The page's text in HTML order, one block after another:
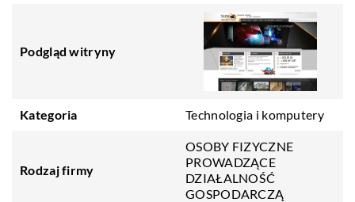
Podgląd witryny
Kategoria Technologia i komputery
Rodzaj firmy
OSOBY FIZYCZNE
PROWADZĄCE
DZIAŁALNOŚĆ
GOSPODARCZĄ